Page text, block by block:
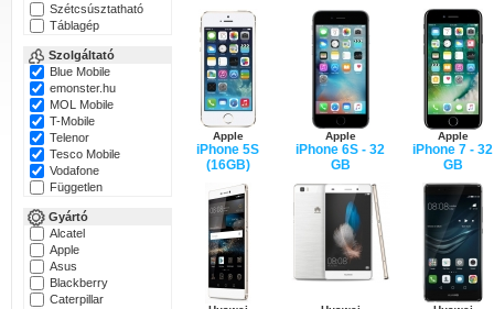
Szétcsúsztatható
Táblagép
Szolgáltató
Blue Mobile
emonster.hu
MOL Mobile
T-Mobile
Telenor
Tesco Mobile
Vodafone
Független
Gyártó
Alcatel
Apple
Asus
Blackberry
Caterpillar
Apple
iPhone 5S
(16GB)
Apple
iPhone 6S - 32
GB
Apple
iPhone 7 - 32
GB